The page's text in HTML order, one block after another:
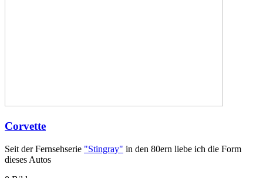
Corvette
Seit der Fernsehserie "Stingray" in den 80ern liebe ich die Form
dieses Autos